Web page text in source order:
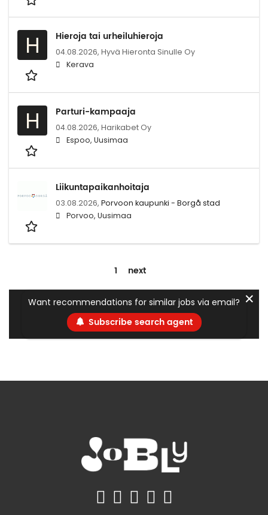
H Hieroja tai urheiluhieroja
04.08.2026, Hyvä Hieronta Sinulle Oy
Kerava
H Parturi-kampaaja
04.08.2026, Harikabet Oy
Espoo, Uusimaa
Liikuntapaikanhoitaja
03.08.2026, Porvoon kaupunki - Borgå stad
Porvoo, Uusimaa
1 next
Want recommendations for similar jobs via email?
Subscribe search agent
✕